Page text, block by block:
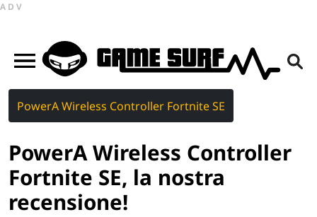
ADV
PowerA Wireless Controller Fortnite SE
PowerA Wireless Controller
Fortnite SE, la nostra
recensione!